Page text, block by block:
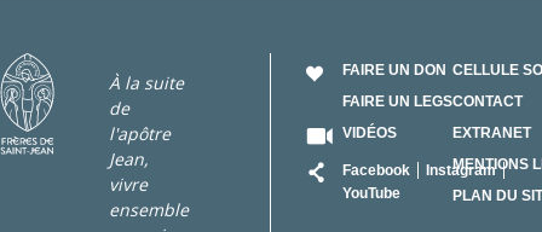
À la suite
de
l'apôtre
Jean,
vivre
ensemble
FAIRE UN DON
FAIRE UN LEGS
VIDÉOS
Facebook
Instagram
YouTube
CELLULE
CONTACT
EXTRANET
MENTIONS
PLAN DU